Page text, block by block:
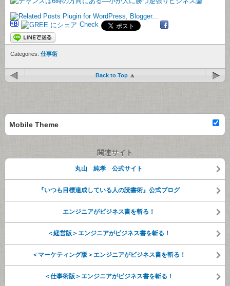
Check
Categories: 仕事術
Back to Top
Mobile Theme
関連サイト
丸山 純孝 公式サイト
『いつも目標達成している人の読書術』公式ブログ
エンジニアがビジネス書を斬る！
＜経営版＞エンジニアがビジネス書を斬る！
＜マーケティング版＞エンジニアがビジネス書を斬る！
＜仕事術版＞エンジニアがビジネス書を斬る！